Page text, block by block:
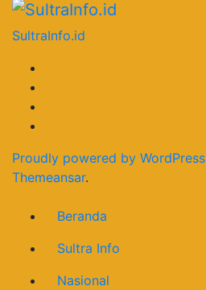
SultraInfo.id
Proudly powered by WordPress
Themeansar.
Beranda
Sultra Info
Nasional